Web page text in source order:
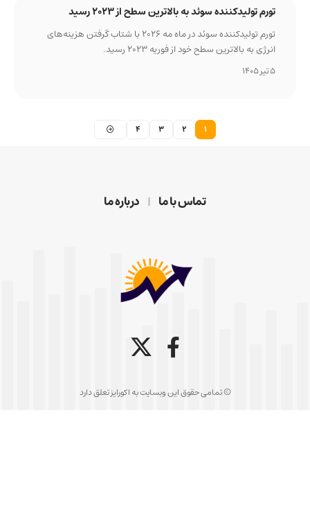
تورم تولیدکننده سوئد به بالاترین سطح از ۲۰۲۳ رسید
تورم تولیدکننده سوئد در ماه مه ۲۰۲۶ با شتاب گرفتن هزینه‌های
انرژی به بالاترین سطح خود از فوریه ۲۰۲۳ رسید.
تماس با ما درباره ما
© تمامی حقوق این وبسایت به اکورایز تعلق دارد